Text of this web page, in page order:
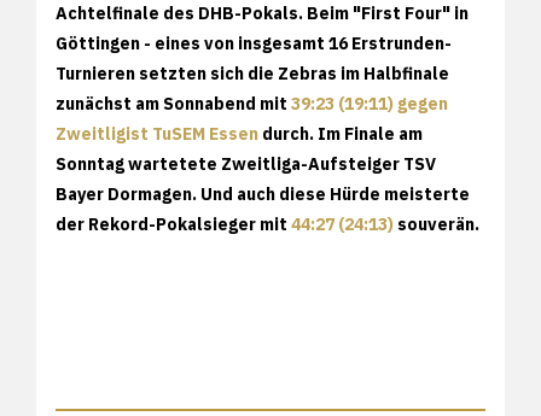
Achtelfinale des DHB-Pokals. Beim "First Four" in
Göttingen - eines von insgesamt 16 Erstrunden-
Turnieren setzten sich die Zebras im Halbfinale
zunächst am Sonnabend mit 39:23 (19:11) gegen
Zweitligist TuSEM Essen durch. Im Finale am
Sonntag wartetete Zweitliga-Aufsteiger TSV
Bayer Dormagen. Und auch diese Hürde meisterte
der Rekord-Pokalsieger mit 44:27 (24:13) souverän.